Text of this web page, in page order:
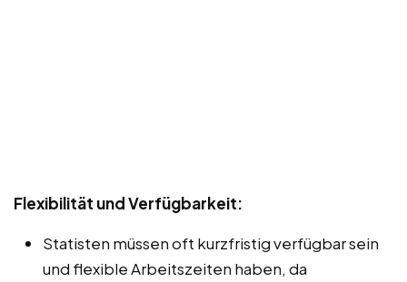
Flexibilität und Verfügbarkeit:
Statisten müssen oft kurzfristig verfügbar sein
und flexible Arbeitszeiten haben, da